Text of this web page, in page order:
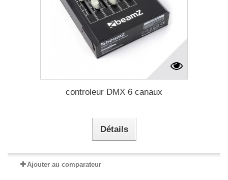
controleur DMX 6 canaux
Détails
Ajouter au comparateur